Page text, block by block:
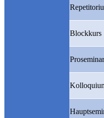
Blockkurs
Proseminar